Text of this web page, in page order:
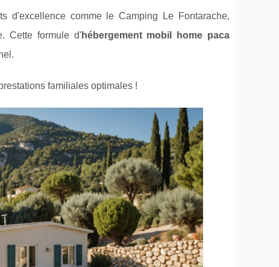
d'excellence comme le Camping Le Fontarache,
Cette formule d'hébergement mobil home paca
familiales optimales !